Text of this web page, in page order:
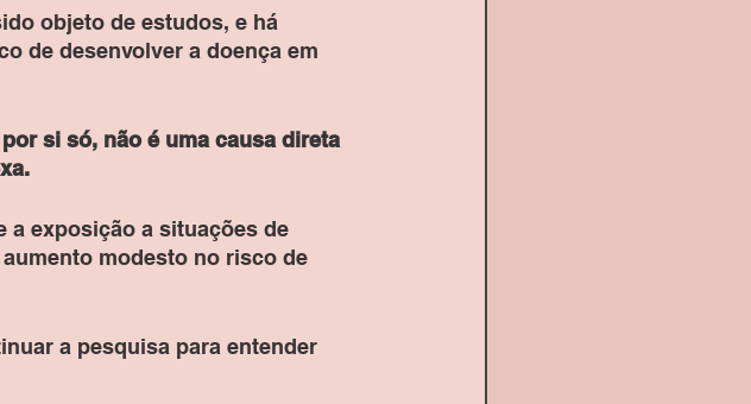
objeto de estudos, e há
de desenvolver a doença em
si só, não é uma causa direta
a exposição a situações de
modesto no risco de
a pesquisa para entender